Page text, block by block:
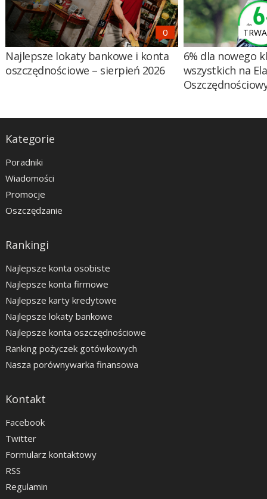
Najlepsze lokaty bankowe i konta
oszczędnościowe – sierpień 2026
6% dla nowego
wszystkich na
Kategorie
Poradniki
Wiadomości
Promocje
Oszczędzanie
Rankingi
Najlepsze konta osobiste
Najlepsze konta firmowe
Najlepsze karty kredytowe
Najlepsze lokaty bankowe
Najlepsze konta oszczędnościowe
Ranking pożyczek gotówkowych
Nasza porównywarka finansowa
Kontakt
Facebook
Twitter
Formularz kontaktowy
RSS
Regulamin